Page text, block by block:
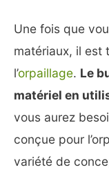
Une fois que
matériaux, il est
l’orpaillage. Le
matériel en
vous aurez
conçue pour
variété de